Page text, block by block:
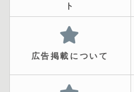
ト
広告掲載について